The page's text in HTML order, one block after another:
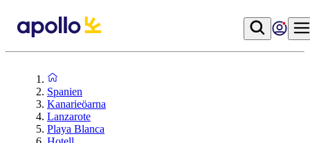
Spanien
Kanarieöarna
Lanzarote
Playa Blanca